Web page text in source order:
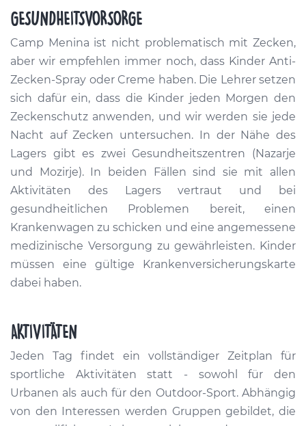
GESUNDHEITSVORSORGE
Camp Menina ist nicht problematisch mit Zecken,
aber wir empfehlen immer noch, dass Kinder Anti-
Zecken-Spray oder Creme haben. Die Lehrer setzen
sich dafür ein, dass die Kinder jeden Morgen den
Zeckenschutz anwenden, und wir werden sie jede
Nacht auf Zecken untersuchen. In der Nähe des
Lagers gibt es zwei Gesundheitszentren (Nazarje
und Mozirje). In beiden Fällen sind sie mit allen
Aktivitäten des Lagers vertraut und bei
gesundheitlichen Problemen bereit, einen
Krankenwagen zu schicken und eine angemessene
medizinische Versorgung zu gewährleisten. Kinder
müssen eine gültige Krankenversicherungskarte
dabei haben.
AKTIVITÄTEN
Jeden Tag findet ein vollständiger Zeitplan für
sportliche Aktivitäten statt - sowohl für den
Urbanen als auch für den Outdoor-Sport. Abhängig
von den Interessen werden Gruppen gebildet, die